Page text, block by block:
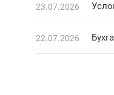
23.07.2026
22.07.2026